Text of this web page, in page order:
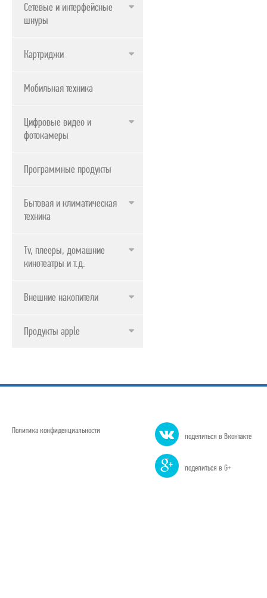
Сетевые и интерфейсные
шнуры
Картриджи
Мобильная техника
Цифровые видео и
фотокамеры
Программные продукты
Бытовая и климатическая
техника
Tv, плееры, домашние
кинотеатры и т.д.
Внешние накопители
Продукты apple
Политика конфиденциальности
поделиться в Вконтакте
поделиться в G+